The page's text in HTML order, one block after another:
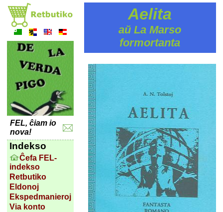
FEL, ĉiam io
nova!
Indekso
Ĉefa FEL-
indekso
Retbutiko
Eldonoj
Ekspedmanieroj
Via konto
Aelita
aŭ La Marso
formortanta